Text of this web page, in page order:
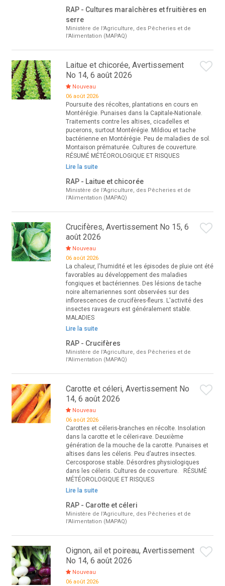
RAP - Cultures maraîchères et fruitières en
serre
Ministère de l'Agriculture, des Pêcheries et de
l'Alimentation (MAPAQ)
Laitue et chicorée, Avertissement
No 14, 6 août 2026
Nouveau
06 août 2026
Poursuite des récoltes, plantations en cours en
Montérégie. Punaises dans la Capitale-Nationale.
Traitements contre les altises, cicadelles et
pucerons, surtout Montérégie. Mildiou et tache
bactérienne en Montérégie. Peu de maladies de sol.
Montaison prématurée. Cultures de couverture.
RÉSUMÉ MÉTÉOROLOGIQUE ET RISQUES
Lire la suite
RAP - Laitue et chicorée
Ministère de l'Agriculture, des Pêcheries et de
l'Alimentation (MAPAQ)
Crucifères, Avertissement No 15, 6
août 2026
Nouveau
06 août 2026
La chaleur, l'humidité et les épisodes de pluie ont été
favorables au développement des maladies
fongiques et bactériennes. Des lésions de tache
noire alternariennes sont observées sur des
inflorescences de crucifères-fleurs. L'activité des
insectes ravageurs est généralement stable.
MALADIES
Lire la suite
RAP - Crucifères
Ministère de l'Agriculture, des Pêcheries et de
l'Alimentation (MAPAQ)
Carotte et céleri, Avertissement No
14, 6 août 2026
Nouveau
06 août 2026
Carottes et céleris-branches en récolte. Insolation
dans la carotte et le céleri-rave. Deuxième
génération de la mouche de la carotte. Punaises et
altises dans les céleris. Peu d’autres insectes.
Cercosporose stable. Désordres physiologiques
dans les céleris. Cultures de couverture. RÉSUMÉ
MÉTÉOROLOGIQUE ET RISQUES
Lire la suite
RAP - Carotte et céleri
Ministère de l'Agriculture, des Pêcheries et de
l'Alimentation (MAPAQ)
Oignon, ail et poireau, Avertissement
No 14, 6 août 2026
Nouveau
06 août 2026